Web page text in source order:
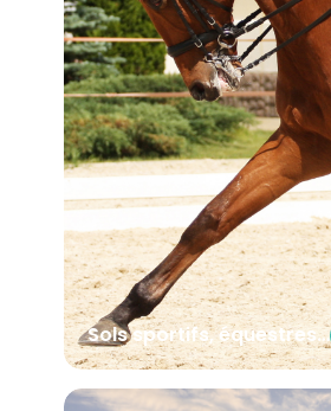
Sols sportifs, équestres…